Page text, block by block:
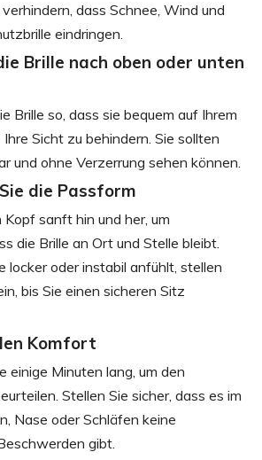
dass Schnee, Wind und
eindringen.
Brille nach oben oder unten
Brille so, dass sie bequem auf Ihrem
Sicht zu behindern. Sie sollten
und ohne Verzerrung sehen können.
die Passform
sanft hin und her, um
die Brille an Ort und Stelle bleibt.
locker oder instabil anfühlt, stellen
bis Sie einen sicheren Sitz
Komfort
einige Minuten lang, um den
Stellen Sie sicher, dass es im
Nase oder Schläfen keine
gibt.